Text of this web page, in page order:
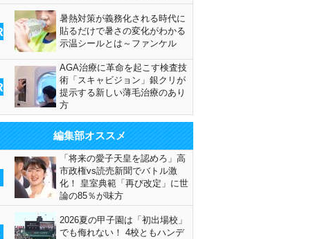
暑熱対策が義務化される時代に
貼るだけで暑さの変化がわかる
示温シールとは～ファンケル
AGA治療に革命を起こす検査技
術「スキャビジョン」銀クリが
提示する新しい薄毛治療のあり
方
編集部オススメ
「将来の愛子天皇を認めろ」高
市政権vs読売新聞でバトル激
化！ 皇室典範「再び改定」に世
論の85％が味方
2026夏の甲子園は「初出場校」
でも侮れない！ 4校ともハンデ